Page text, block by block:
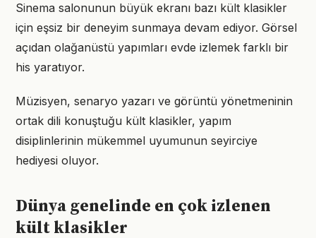
Sinema salonunun büyük ekranı bazı kült klasikler
için eşsiz bir deneyim sunmaya devam ediyor. Görsel
açıdan olağanüstü yapımları evde izlemek farklı bir
his yaratıyor.
Müzisyen, senaryo yazarı ve görüntü yönetmeninin
ortak dili konuştuğu kült klasikler, yapım
disiplinlerinin mükemmel uyumunun seyirciye
hediyesi oluyor.
Dünya genelinde en çok izlenen
kült klasikler